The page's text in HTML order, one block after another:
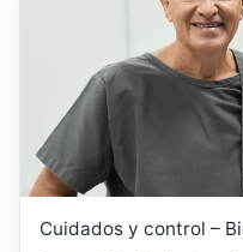
Cuidados y control –